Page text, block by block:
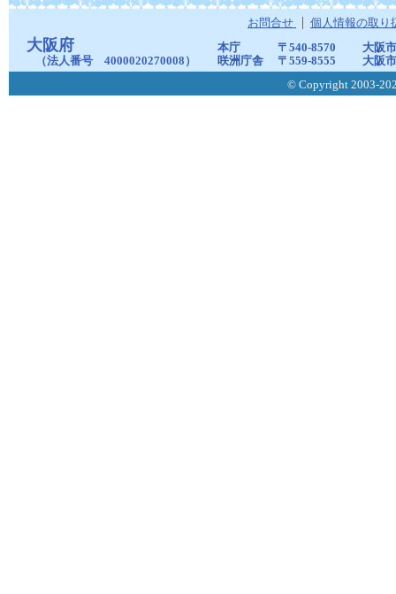
お問合せ 個人情報の取り
大阪府
（法人番号 4000020270008）
本庁 〒540-8570
大阪
咲洲庁舎
〒559-8555
大阪
© Copyright 2003-